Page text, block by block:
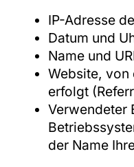
IP-Adresse
Datum und
Name und
Website, von
erfolgt
Verwendeter
der Name